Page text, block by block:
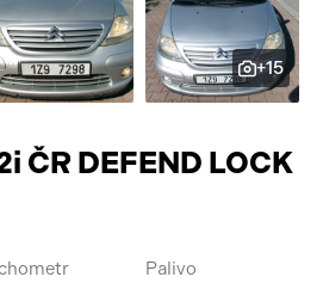
Pracovní stroje
Náhradní díly
Příslušenství
Auto a život
Videa
+15
ČR DEFEND LOCK
Palivo